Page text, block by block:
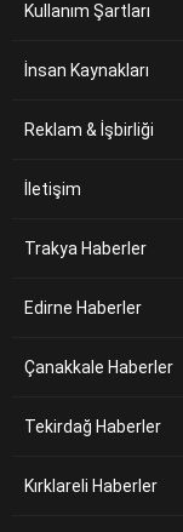
Kullanım Şartları
İnsan Kaynakları
Reklam & İşbirliği
İletişim
Trakya Haberler
Edirne Haberler
Çanakkale Haberler
Tekirdağ Haberler
Kırklareli Haberler